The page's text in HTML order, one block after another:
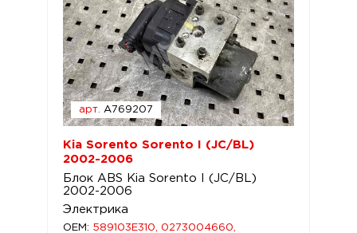
арт. A769207
Kia Sorento Sorento I (JC/BL)
2002-2006
Блок ABS Kia Sorento I (JC/BL)
2002-2006
Электрика
OEM: 589103E310, 0273004660,